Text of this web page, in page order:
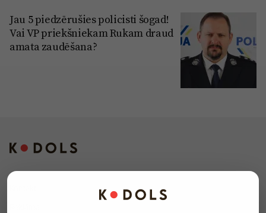
Jau 5 piedzērušies policisti šogad!
Vai VP priekšniekam Rukam draud
amata zaudēšana?